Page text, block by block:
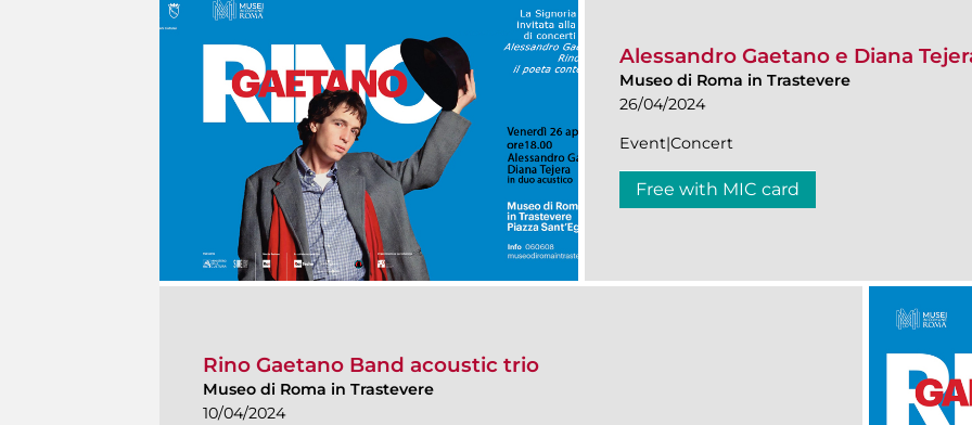
Alessandro Gaetano e Diana
Museo di Roma in Trastevere
26/04/2024
Event|Concert
Free with MIC card
Rino Gaetano Band acoustic trio
Museo di Roma in Trastevere
10/04/2024